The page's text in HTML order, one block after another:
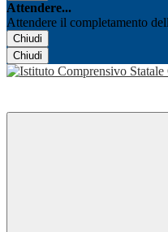
Attendere...
Attendere il completamento
Chiudi
Chiudi